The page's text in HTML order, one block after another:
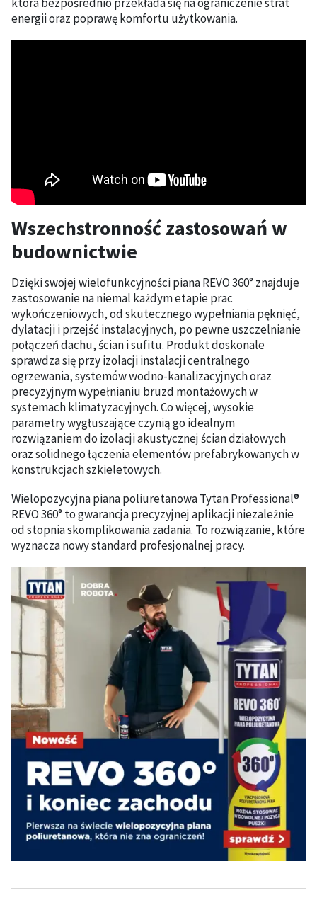
energii oraz poprawę komfortu użytkowania.
Wszechstronność zastosowań w
budownictwie
Dzięki swojej wielofunkcyjności piana REVO 360° znajduje
zastosowanie na niemal każdym etapie prac
wykończeniowych, od skutecznego wypełniania pęknięć,
dylatacji i przejść instalacyjnych, po pewne uszczelnianie
połączeń dachu, ścian i sufitu. Produkt doskonale
sprawdza się przy izolacji instalacji centralnego
ogrzewania, systemów wodno-kanalizacyjnych oraz
precyzyjnym wypełnianiu bruzd montażowych w
systemach klimatyzacyjnych. Co więcej, wysokie
parametry wygłuszające czynią go idealnym
rozwiązaniem do izolacji akustycznej ścian działowych
oraz solidnego łączenia elementów prefabrykowanych w
konstrukcjach szkieletowych.
Wielopozycyjna piana poliuretanowa Tytan Professional®
REVO 360° to gwarancja precyzyjnej aplikacji niezależnie
od stopnia skomplikowania zadania. To rozwiązanie, które
wyznacza nowy standard profesjonalnej pracy.